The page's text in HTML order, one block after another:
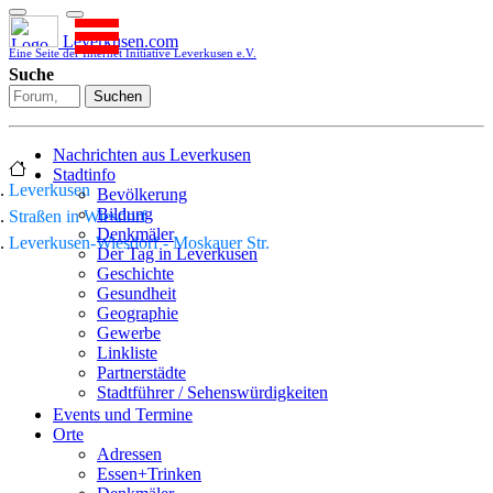
Leverkusen.com
Eine Seite der Internet Initiative Leverkusen e.V.
Suche
Suchen
Nachrichten aus Leverkusen
Stadtinfo
Bevölkerung
Bildung
Denkmäler
Der Tag in Leverkusen
Geschichte
Gesundheit
Geographie
Gewerbe
Linkliste
Partnerstädte
Stadtführer / Sehenswürdigkeiten
Stadtplan
Sport
Who is who
Events und Termine
Orte
Adressen
Essen+Trinken
Leverkusen
Straßen in Wiesdorf
Leverkusen-Wiesdorf - Moskauer Str.